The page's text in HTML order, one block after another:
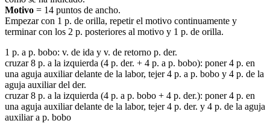
Motivo = 14 puntos de ancho.
Empezar con 1 p. de orilla, repetir el motivo continuamente y
terminar con los 2 p. posteriores al motivo y 1 p. de orilla.
1 p. a p. bobo: v. de ida y v. de retorno p. der.
cruzar 8 p. a la izquierda (4 p. der. + 4 p. a p. bobo): poner 4 p. en
una aguja auxiliar delante de la labor, tejer 4 p. a p. bobo y 4 p. de la
aguja auxiliar del der.
cruzar 8 p. a la izquierda (4 p. a p. bobo + 4 p. der.): poner 4 p. en
una aguja auxiliar delante de la labor, tejer 4 p. der. y 4 p. de la aguja
auxiliar a p. bobo